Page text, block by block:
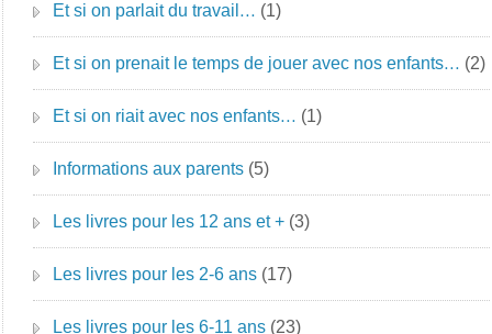
Et si on parlait du travail… (1)
Et si on prenait le temps de jouer avec nos enfants… (2)
Et si on riait avec nos enfants… (1)
Informations aux parents (5)
Les livres pour les 12 ans et + (3)
Les livres pour les 2-6 ans (17)
Les livres pour les 6-11 ans (23)